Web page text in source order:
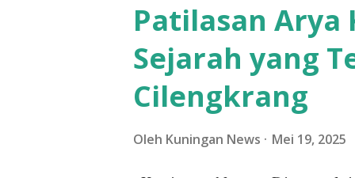
Dilansir dari media sosial
mencakup berbagai jenis
Kebudayaan Bagi Komunitas
Kebudayaan. 3. Produksi
Patilasan Arya
Sejarah yang
Cilengkrang
Oleh Kuningan News Mei 19, 2025